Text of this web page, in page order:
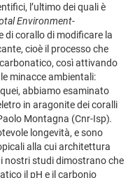
l’ultimo dei quali è
Environment-
di corallo di modificare la
cioè il processo che
così attivando
minacce ambientali:
abbiamo esaminato
in aragonite dei coralli
Montagna (Cnr-Isp).
longevità, e sono
alla cui architettura
nostri studi dimostrano che
il pH e il carbonio